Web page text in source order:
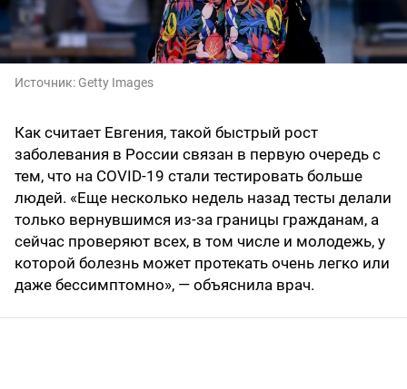
Источник: Getty Images
Как считает Евгения, такой быстрый рост
заболевания в России связан в первую очередь с
тем, что на COVID-19 cтали тестировать больше
людей. «Еще несколько недель назад тесты делали
только вернувшимся из-за границы гражданам, а
сейчас проверяют всех, в том числе и молодежь, у
которой болезнь может протекать очень легко или
даже бессимптомно», — объяснила врач.